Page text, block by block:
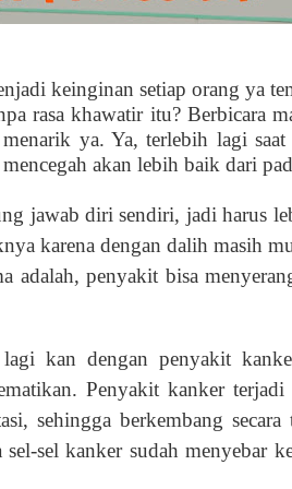
keinginan setiap orang ya
rasa khawatir itu? Berbicara
ya. Ya, terlebih lagi saat
akan lebih baik dari
jawab diri sendiri, jadi harus
karena dengan dalih masih
adalah, penyakit bisa
kan dengan penyakit
Penyakit kanker
sehingga berkembang
sel kanker sudah menyebar